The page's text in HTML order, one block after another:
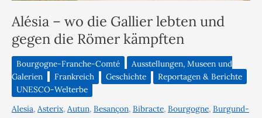
Alésia – wo die Gallier lebten und
gegen die Römer kämpften
Bourgogne-Franche-Comté
Ausstellungen, Museen und
Galerien
Frankreich Geschichte
Reportagen & Berichte
UNESCO-Welterbe
Alesia, Asterix, Autun, Besançon, Bibracte, Bourgogne, Burgund-